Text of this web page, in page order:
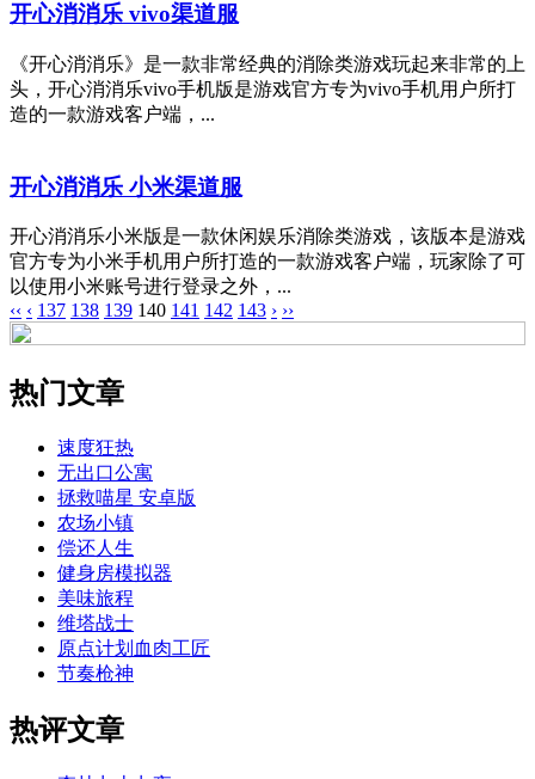
开心消消乐 vivo渠道服
《开心消消乐》是一款非常经典的消除类游戏玩起来非常的上
头，开心消消乐vivo手机版是游戏官方专为vivo手机用户所打
造的一款游戏客户端，...
开心消消乐 小米渠道服
开心消消乐小米版是一款休闲娱乐消除类游戏，该版本是游戏
官方专为小米手机用户所打造的一款游戏客户端，玩家除了可
以使用小米账号进行登录之外，...
‹‹ ‹ 137 138 139 140 141 142 143 › ››
热门文章
速度狂热
无出口公寓
拯救喵星 安卓版
农场小镇
偿还人生
健身房模拟器
美味旅程
维塔战士
原点计划血肉工匠
节奏枪神
热评文章